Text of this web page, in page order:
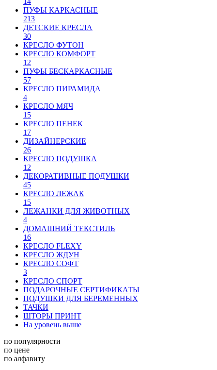
ПУФЫ КАРКАСНЫЕ
213
ДЕТСКИЕ КРЕСЛА
30
КРЕСЛО ФУТОН
КРЕСЛО КОМФОРТ
12
ПУФЫ БЕСКАРКАСНЫЕ
57
КРЕСЛО ПИРАМИДА
4
КРЕСЛО МЯЧ
15
КРЕСЛО ПЕНЕК
17
ДИЗАЙНЕРСКИЕ
26
КРЕСЛО ПОДУШКА
12
ДЕКОРАТИВНЫЕ ПОДУШКИ
45
КРЕСЛО ЛЕЖАК
15
ЛЕЖАНКИ ДЛЯ ЖИВОТНЫХ
4
ДОМАШНИЙ ТЕКСТИЛЬ
16
КРЕСЛО FLEXY
КРЕСЛО ЖДУН
КРЕСЛО СОФТ
3
КРЕСЛО СПОРТ
ПОДАРОЧНЫЕ СЕРТИФИКАТЫ
ПОДУШКИ ДЛЯ БЕРЕМЕННЫХ
ТАЧКИ
ШТОРЫ ПРИНТ
На уровень выше
по популярности
по цене
по алфавиту